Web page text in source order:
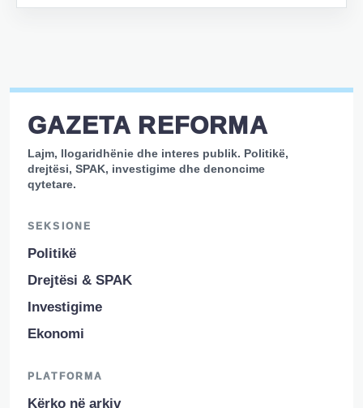
GAZETA REFORMA
Lajm, llogaridhënie dhe interes publik. Politikë,
drejtësi, SPAK, investigime dhe denoncime
qytetare.
SEKSIONE
Politikë
Drejtësi & SPAK
Investigime
Ekonomi
PLATFORMA
Kërko në arkiv